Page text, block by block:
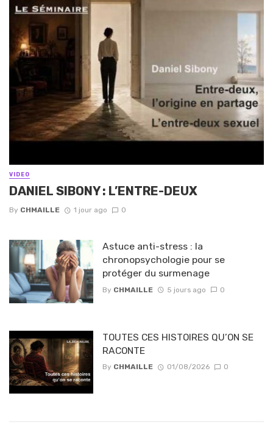
VIDEO
DANIEL SIBONY : L’ENTRE-DEUX
By CHMAILLE 1 jour ago 0
Astuce anti-stress : la
chronopsychologie pour se
protéger du surmenage
By CHMAILLE 5 jours ago 0
TOUTES CES HISTOIRES QU’ON SE
RACONTE
By CHMAILLE 01/08/2026 0